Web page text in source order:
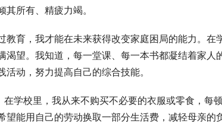
所有、精疲力竭。
育，我才能在未来获得改变家庭困局的能力。在
望。我知道，每一堂课、每一本书都凝结着家人
动，努力提高自己的综合技能。
学校里，我从来不购买不必要的衣服或零食，每
能用自己的劳动换取一部分生活费，减轻母亲的